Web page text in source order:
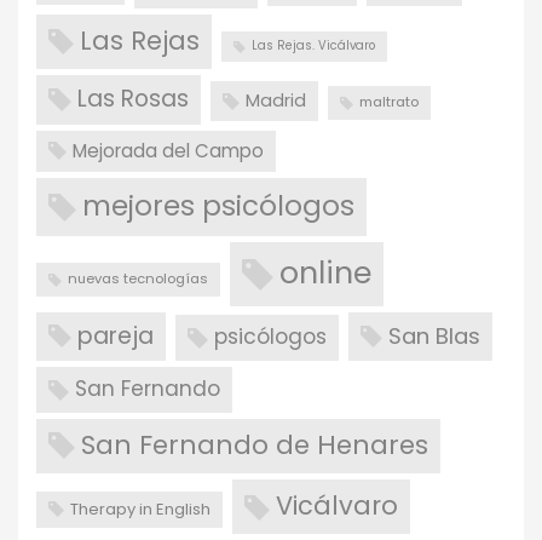
Las Rejas Las Rejas. Vicálvaro
Las Rosas Madrid maltrato
Mejorada del Campo
mejores psicólogos
nuevas tecnologías online
pareja psicólogos San Blas
San Fernando
San Fernando de Henares
Therapy in English Vicálvaro